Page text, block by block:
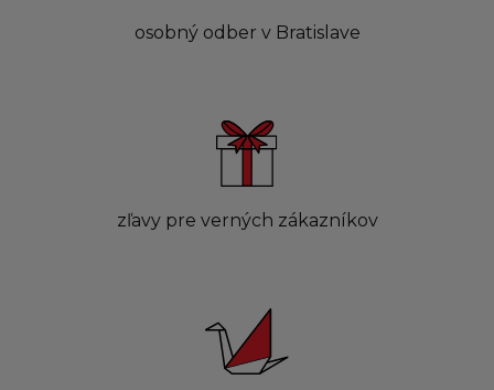
osobný odber v Bratislave
zľavy pre verných zákazníkov